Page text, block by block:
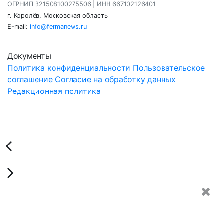
ОГРНИП 321508100275506 | ИНН 667102126401
г. Королёв, Московская область
E-mail: info@fermanews.ru
Документы
Политика конфиденциальности Пользовательское
соглашение Согласие на обработку данных
Редакционная политика